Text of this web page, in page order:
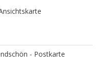
- Postkarte